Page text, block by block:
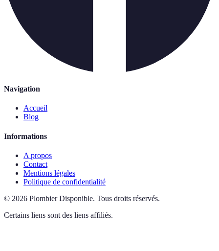
Navigation
Accueil
Blog
Informations
A propos
Contact
Mentions légales
Politique de confidentialité
© 2026 Plombier Disponible. Tous droits réservés.
Certains liens sont des liens affiliés.